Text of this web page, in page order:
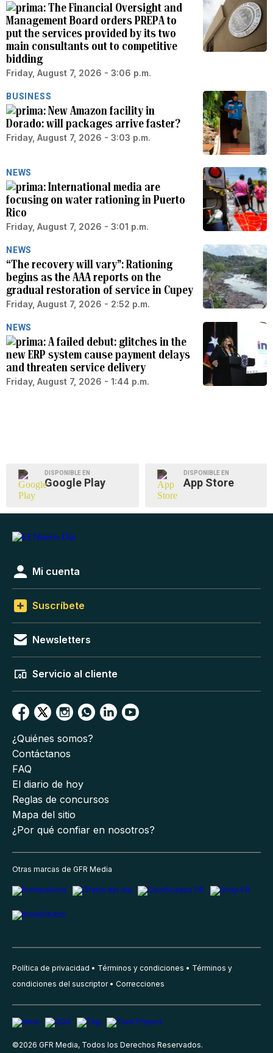
The Financial Oversight and
Management Board orders PREPA to
put the services provided by its two
main consultants out to competitive
bidding
Friday, August 7, 2026 - 3:06 p.m.
BUSINESS
New Amazon facility in
Dorado: will packages arrive faster?
Friday, August 7, 2026 - 3:03 p.m.
NEWS
International media are
focusing on water rationing in Puerto
Rico
Friday, August 7, 2026 - 3:01 p.m.
NEWS
“The recovery will vary”: Rationing
begins as the AAA reports on the
gradual restoration of service in Cupey
Friday, August 7, 2026 - 2:52 p.m.
NEWS
A failed debut: glitches in the
new ERP system cause payment delays
and threaten service delivery
Friday, August 7, 2026 - 1:44 p.m.
DISPONIBLE EN
Google Play
DISPONIBLE EN
App Store
Mi cuenta
Suscríbete
Newsletters
Servicio al cliente
¿Quiénes somos?
Contáctanos
FAQ
El diario de hoy
Reglas de concursos
Mapa del sitio
¿Por qué confiar en nosotros?
Otras marcas de GFR Media
Política de privacidad Términos y condiciones
Términos y
condiciones del suscriptor
Correcciones
©2026 GFR Media, Todos los Derechos Reservados.